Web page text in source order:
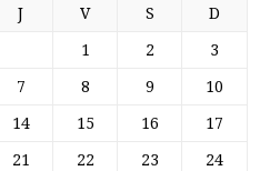
J V S D
1 2 3
7 8 9 10
14 15 16 17
21 22 23 24